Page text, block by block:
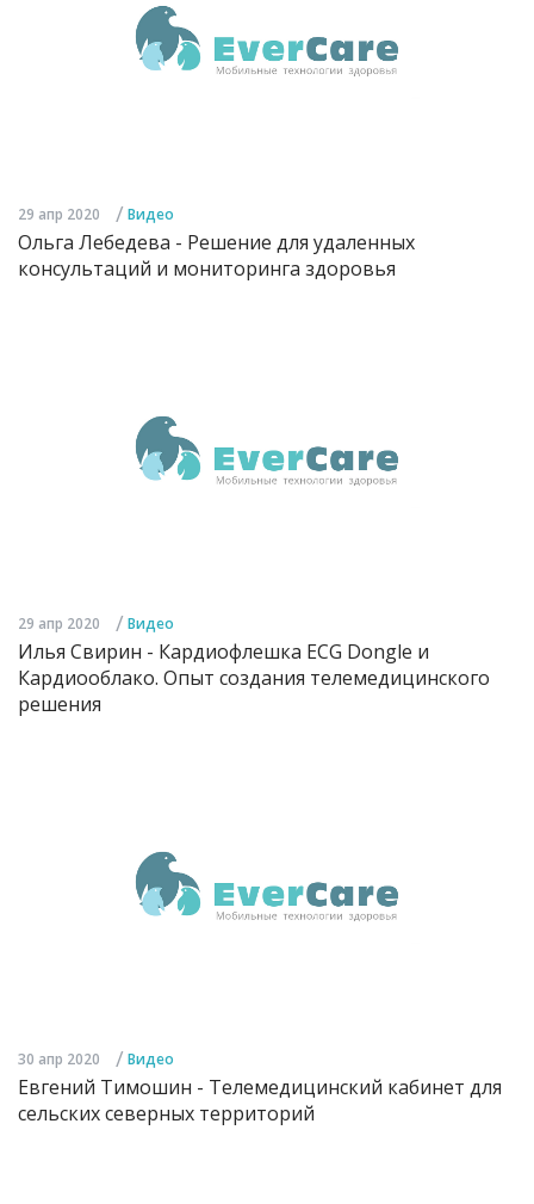
29 апр 2020 / Видео
Ольга Лебедева - Решение для удаленных
консультаций и мониторинга здоровья
29 апр 2020 / Видео
Илья Свирин - Кардиофлешка ECG Dongle и
Кардиооблако. Опыт создания телемедицинского
решения
30 апр 2020 / Видео
Евгений Тимошин - Телемедицинский кабинет для
сельских северных территорий